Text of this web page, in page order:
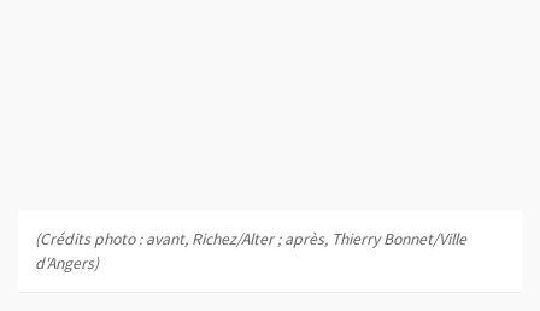
(Crédits photo : avant, Richez/Alter ; après, Thierry Bonnet/Ville
d'Angers)